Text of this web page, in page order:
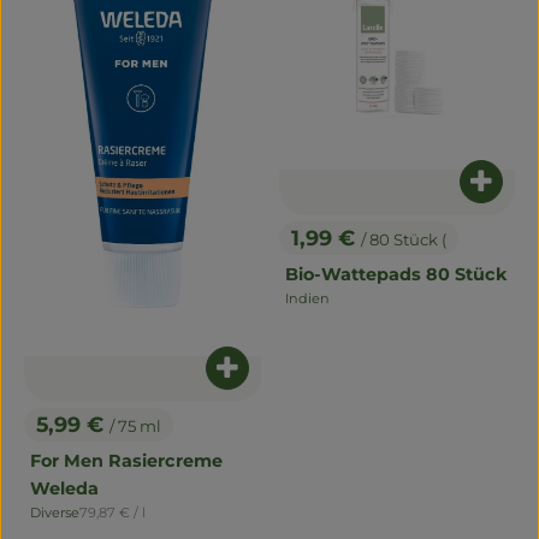
, Preis:
5,99 € / 75 ml
For Men Rasiercreme
Weleda
, Herkunft:
Diverse, Referenzpreis:
79,87 € / l
Produkt zum Warenkorb
, Preis:
1,99 € / 80 Stück (
Bio-Wattepads 80 Stück
, Herkunft:
Indien